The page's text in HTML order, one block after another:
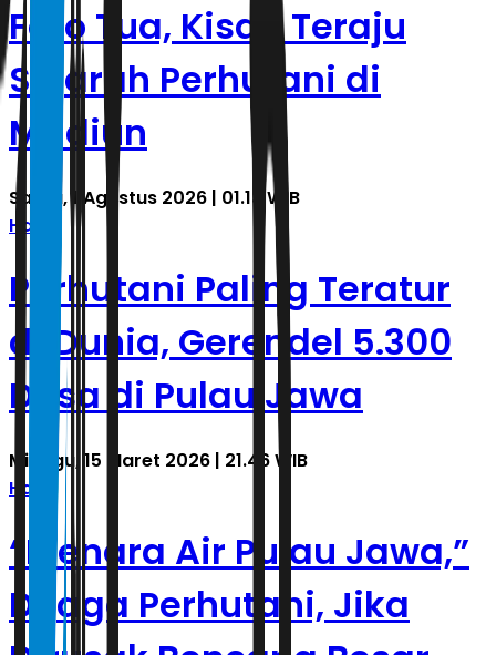
Foto Tua, Kisah Teraju
Sejarah Perhutani di
Madiun
Sabtu, 1 Agustus 2026 | 01.13 WIB
Halte
Perhutani Paling Teratur
di Dunia, Gerendel 5.300
Desa di Pulau Jawa
Minggu, 15 Maret 2026 | 21.46 WIB
Halte
“Menara Air Pulau Jawa,”
Dijaga Perhutani, Jika